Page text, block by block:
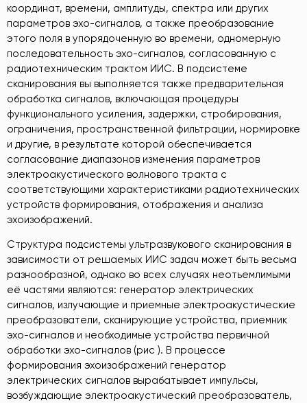
координат, времени, амплитуды, спектра или других
параметров эхо-сигналов, а также преобразование
этого поля в упорядоченную во времени, одномерную
последовательность эхо-сигналов, согласованную с
радиотехническим трактом ИИС. В подсистеме
сканирования вы выполняется также предварительная
обработка сигналов, включающая процедуры
функционального усиления, задержки, стробирования,
ограничения, пространственной фильтрации, нормировке
и другие, в результате которой обеспечивается
согласование диапазонов изменения параметров
электроакустического волнового тракта с
соответствующими характеристиками радиотехнических
устройств формирования, отображения и анализа
эхоизображений.
Структура подсистемы ультразвукового сканирования в
зависимости от решаемых ИИС задач может быть весьма
разнообразной, однако во всех случаях неотьемлимыми
её частями являются: генератор электрических
сигналов, излучающие и приемные электроакустические
преобразователи, сканирующие устройства, приемник
эхо-сигналов и необходимые устройства первичной
обработки эхо-сигналов (рис ). В процессе
формирования эхоизображений генератор
электрических сигналов вырабатывает импульсы,
возбуждающие электроакустический преобразователь,